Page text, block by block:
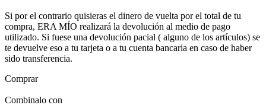
Si por el contrario quisieras el dinero de vuelta por el total de tu
compra, ERA MÍO realizará la devolución al medio de pago
utilizado. Si fuese una devolución pacial ( alguno de los artículos) se
te devuelve eso a tu tarjeta o a tu cuenta bancaria en caso de haber
sido transferencia.
Comprar
Combinalo con